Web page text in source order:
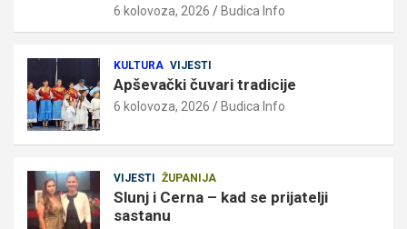
6 kolovoza, 2026 Budica Info
KULTURA VIJESTI
Apševački čuvari tradicije
6 kolovoza, 2026 Budica Info
VIJESTI ŽUPANIJA
Slunj i Cerna – kad se prijatelji
sastanu